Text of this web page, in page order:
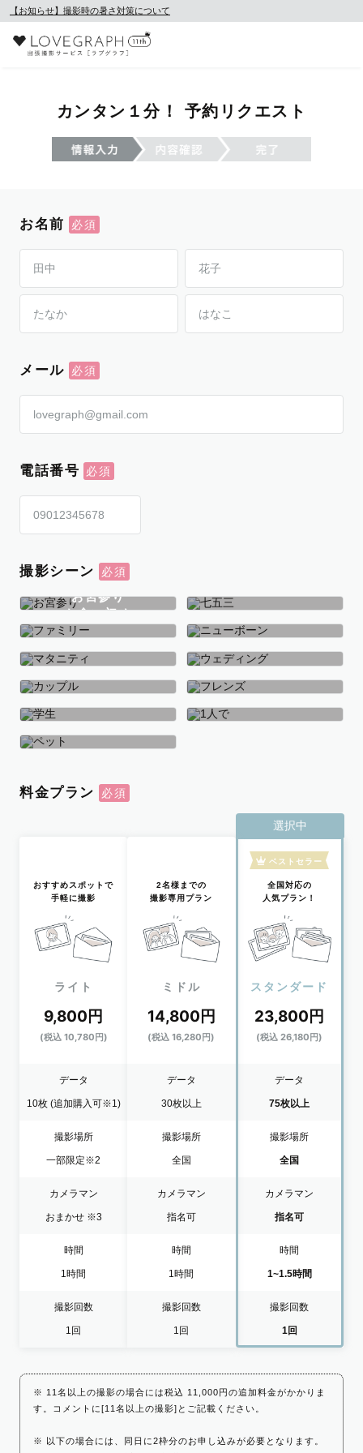
【お知らせ】撮影時の暑さ対策について
カンタン１分！ 予約リクエスト
お名前
メール
電話番号
撮影シーン
お宮参り
お食い初め
七五三
ファミリー ニューボーン
マタニティ ウェディング
カップル フレンズ
学生
料金プラン
おすすめスポットで
手軽に撮影
ライト
9,800円
(税込 10,780円)
データ
10枚 (追加購入可※1)
撮影場所
一部限定※2
カメラマン
おまかせ ※3
時間
1時間
撮影回数
1回
2名様までの
撮影専用プラン
ミドル
14,800円
(税込 16,280円)
データ
30枚以上
撮影場所
全国
カメラマン
指名可
時間
1時間
撮影回数
1回
選択中
ベストセラー
全国対応の
人気プラン！
スタンダード
23,800円
(税込 26,180円)
データ
75枚以上
撮影場所
全国
カメラマン
指名可
時間
1~1.5時間
撮影回数
1回
※ 11名以上の撮影の場合には税込 11,000円の追加料金がかかりま
す。コメントに[11名以上の撮影]とご記載ください。
※ 以下の場合には、同日に2枠分のお申し込みが必要となります。